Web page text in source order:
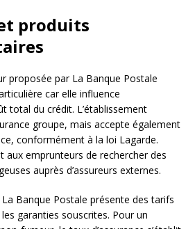
produits
proposée par La Banque Postale
car elle influence
total du crédit. L’établissement
groupe, mais accepte également
conformément à la loi Lagarde.
aux emprunteurs de rechercher des
auprès d’assureurs externes.
La Banque Postale présente des tarifs
garanties souscrites. Pour un